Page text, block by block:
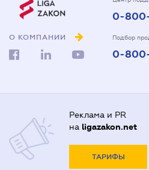
О КОМПАНИИ
0-
Подбор
0-
Реклама и PR
на ligazakon.net
ТАРИФЫ